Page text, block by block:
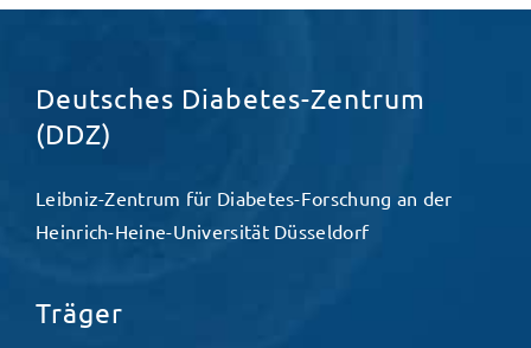
Deutsches Diabetes-Zentrum
(DDZ)
Leibniz-Zentrum für Diabetes-Forschung an der
Heinrich-Heine-Universität Düsseldorf
Träger